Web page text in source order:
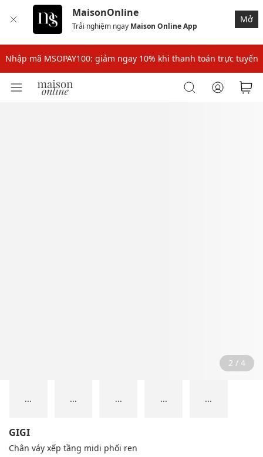
MaisonOnline
Trải nghiệm ngay Maison Online App
Mở
Nhập mã: MSOXINCHAO - Giảm 10% đơn đầu cho thành viên mới!
Nhập mã MSOPAY100: giảm ngay 10% khi thanh toán trực tuyến
Nhập mã: MSOXINCHAO - Giảm 10% đơn đầu cho thành viên mới!
2 / 4
... ... ... ... ...
GIGI
Chân váy xếp tầng midi phối ren